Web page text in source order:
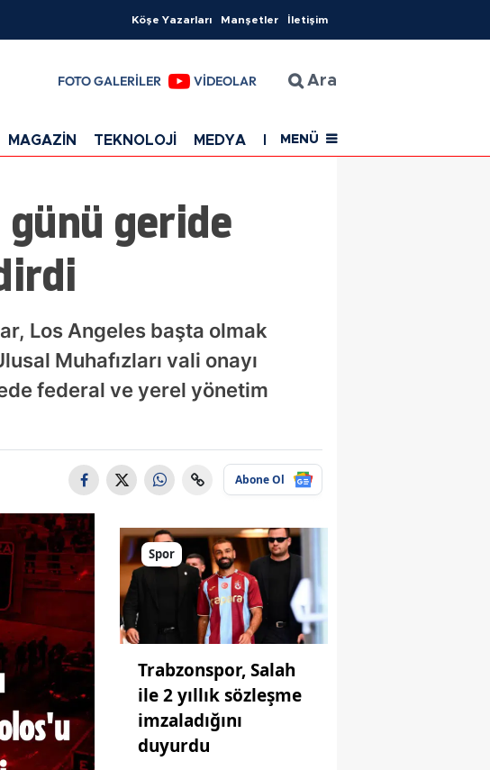
Köşe Yazarları Manşetler İletişim
FOTO GALERİLER VİDEOLAR Ara
MAGAZİN TEKNOLOJİ MEDYA EĞİTİM SAĞLIK
MENÜ
geride
Los Angeles başta olmak
Muhafızları vali onayı
federal ve yerel yönetim
Abone Ol
Spor
Trabzonspor, Salah
ile 2 yıllık sözleşme
imzaladığını
duyurdu